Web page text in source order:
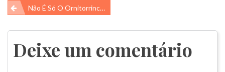
Navegação
de
Post
Não É Só O Ornitorrinco Que Bota Ovo, A Equidna Também!
Deixe um comentário